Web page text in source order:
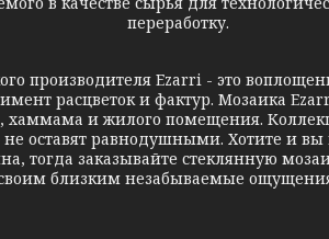
переработку.
Ezarri - это
расцветок и фактур. Мозаика
хаммама и жилого помещения.
оставят равнодушными. Хотите и вы
тогда заказывайте стеклянную
близким незабываемые